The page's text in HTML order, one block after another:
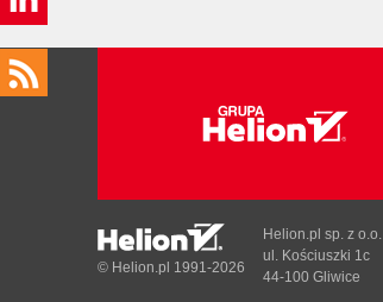
© Helion.pl 1991-2026
Helion.pl sp. z o.o.
ul. Kościuszki 1c
44-100 Gliwice